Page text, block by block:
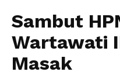
Sambut
Wartawati
Masak